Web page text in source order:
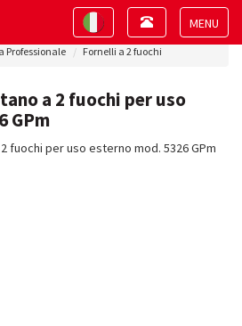
Toggle
Toggle
navigation
Toggle
navigation
Professionale Fornelli a 2 fuochi
a 2 fuochi per uso
GPm